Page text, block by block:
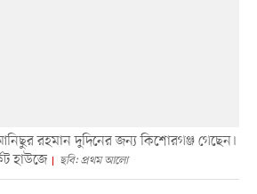
রহমান দুদিনের জন্য কিশোরগঞ্জ গেছেন।
হাউজে
ছবি: প্রথম আলো